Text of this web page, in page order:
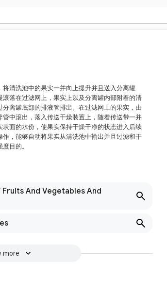
清洗池中的果实一并向上提升并且送入分离罐
落在过滤网上，果实上以及分离罐内部附着的清
离罐底部的排液管排出。在过滤网上的果实，由
中滚出，落入传送干燥装置上，随着传送带一并
面的水份，使果实保持干燥干净的状态进入后续
，能够自动将果实从清洗池中输出并且过滤和干
目的。
And Vegetables And
more